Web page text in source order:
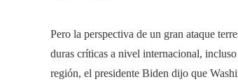
Pero la perspectiva de un gran ataque
duras críticas a nivel internacional,
región, el presidente Biden dijo que